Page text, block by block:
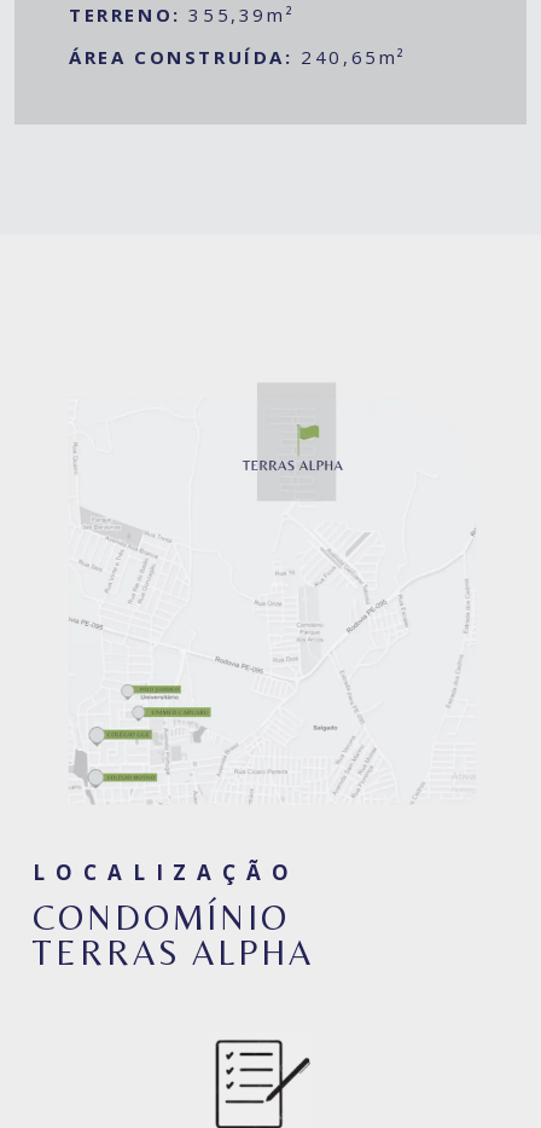
TERRENO: 355,39m²
ÁREA CONSTRUÍDA: 240,65m²
LOCALIZAÇÃO
CONDOMÍNIO
TERRAS ALPHA